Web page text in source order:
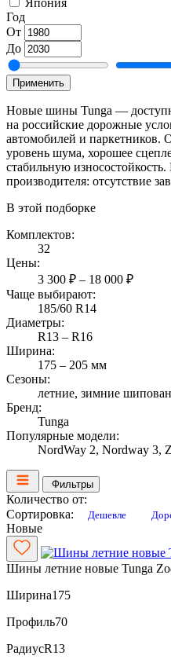
Год
От
До
Применить
Новые шины Tunga —
на российские дорожные
автомобилей и паркетников.
уровень шума, хорошее
стабильную износостойкость.
производителя: отсутствие
В этой подборке
Комплектов:
32
Цены:
3 300 ₽ – 18 000 ₽
Чаще выбирают:
185/60 R14
Диаметры:
R13 – R16
Ширина:
175 – 205 мм
Сезоны:
летние, зимние
Бренд:
Tunga
Популярные модели:
NordWay 2, Nordway 3,
Фильтры
Количество от:
Сортировка:
Дешевле
Новые
Шины летние новые Tunga
Ширина175
Профиль70
РадиусR13